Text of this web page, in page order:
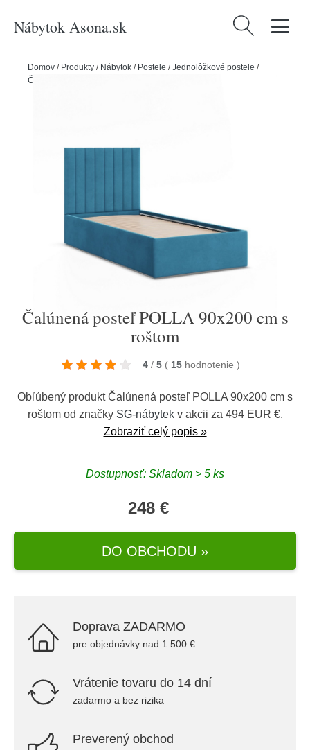
Nábytok Asona.sk Hľadať:
Domov / Produkty / Nábytok / Postele /Jednolôžkové postele /
Čalunené postele
Čalúnená posteľ POLLA 90x200 cm s
roštom
4 / 5 ( 15 hodnotenie )
Obľúbený produkt Čalúnená posteľ POLLA 90x200 cm s
roštom od značky SG-nábytekv akcii za 494 EUR €.
Zobraziť celý popis »
Dostupnosť: Skladom > 5 ks
248 €
DO OBCHODU »
Doprava ZADARMO
pre objednávky nad 1.500 €
Vrátenie tovaru do 14 dní
zadarmo a bez rizika
Preverený obchod